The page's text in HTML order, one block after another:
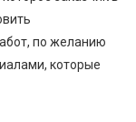
по желанию
которые